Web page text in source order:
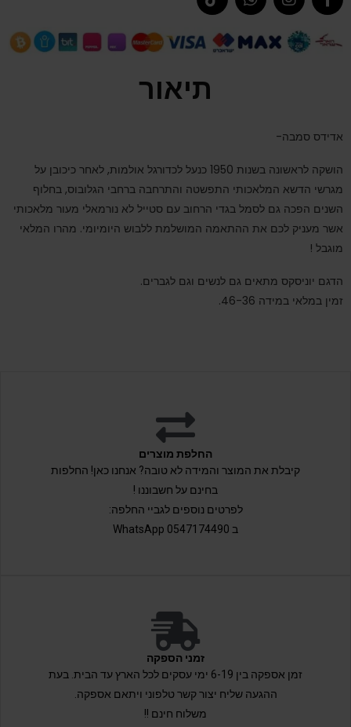
תיאור
אדידס סמבה-
הושקה לראשונה בשנות 1950 כנעל לכדורגל אולמות, לאחר כיכובן על
מגרשי הדשא המלאכותי התפשטה והתרחבה ברחבי הגלובוס, בחלוף
השנים הפכה גם לסמל בגדי הרחוב עם סטייל לא נורמאלי מעור מלאכותי
אשר מעניק לכם את ההתאמה המושלמת ללבוש היומיומי. מהרו המלאי
מוגבל !
הדגם יוניסקס מתאים גם לנשים וגם לגברים.
זמין במלאי במידה 46-36.
החלפת מוצרים
קיבלת את המוצר והמידה לא טובה? אנחנו כאן! החלפות
בחינם על חשבוננו !
לפרטים נוספים לגביי החלפה:
ב 0547174490 WhatsApp
זמני הספקה
זמן אספקה בין 6-19 ימי עסקים לכל הארץ עד הבית. בעת
ההגעה שליח יצור קשר טלפוני ויתאם אספקה.
משלוח חינם !!